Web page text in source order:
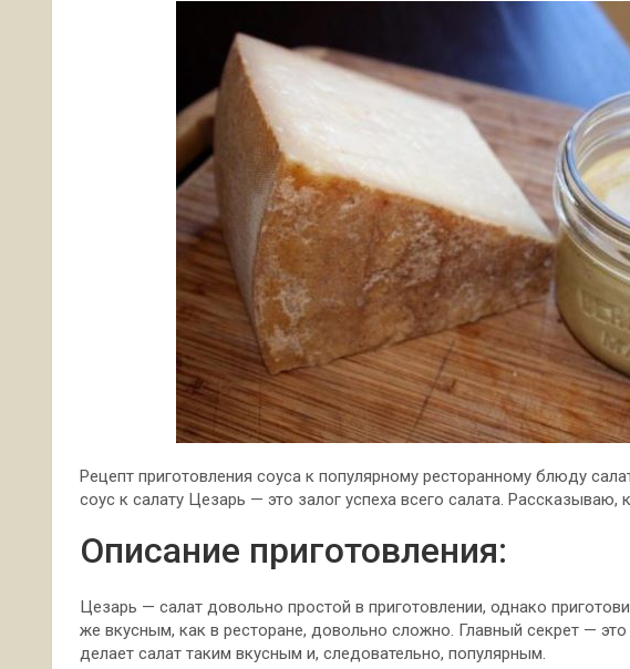
Рецепт приготовления соуса к популярному ресторанному блюду
соус к салату Цезарь — это залог успеха всего салата. Рассказываю,
Описание приготовления:
Цезарь — салат довольно простой в приготовлении, однако
же вкусным, как в ресторане, довольно сложно. Главный секрет —
делает салат таким вкусным и, следовательно, популярным.